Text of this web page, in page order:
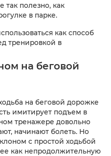
так полезно, как
в парке.
как способ
тренировкой в
на беговой
на беговой дорожке
имитирует подъем в
тренажере довольно
начинают болеть. Но
с простой ходьбой
как непродолжительную